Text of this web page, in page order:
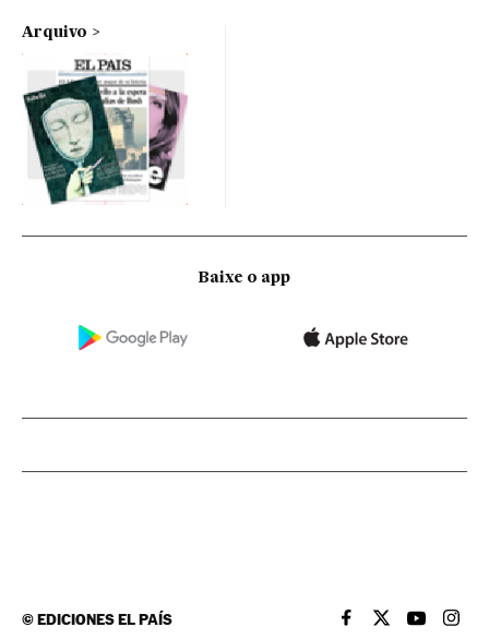
Arquivo
Baixe o app
©EDICIONES EL PAÍS EL PAÍS BRASIL EN
EL PAÍSEL PAÍS
EL